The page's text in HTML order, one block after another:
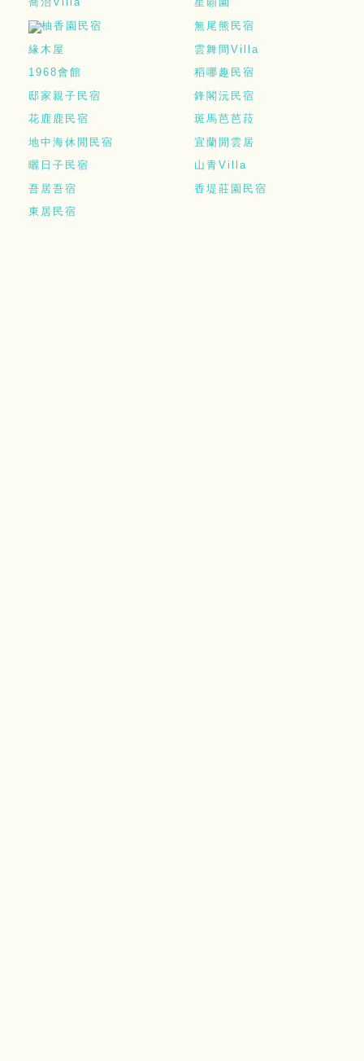
柚香園民宿
無尾熊民宿
緣木屋
雲舞間Villa
1968會館
稻哪趣民宿
邸家親子民宿
鋒閣沅民宿
花鹿鹿民宿
斑馬芭芭菈
地中海休閒民宿
宜蘭閒雲居
曬日子民宿
山青Villa
吾居吾宿
香堤莊園民宿
東居民宿